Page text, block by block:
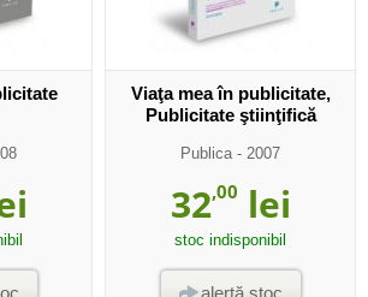
Viaţa mea în publicitate,
Publicitate ştiinţifică
Publica- 2007
32,00 lei
stoc indisponibil